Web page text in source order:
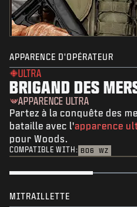
APPARENCE D'OPÉRATEUR
ULTRA
BRIGAND DES
APPARENCE ULTRA
Partez à la conquête des
bataille avec l'apparence
pour Woods.
COMPATIBLE WITH: BO6 WZ
MITRAILLETTE